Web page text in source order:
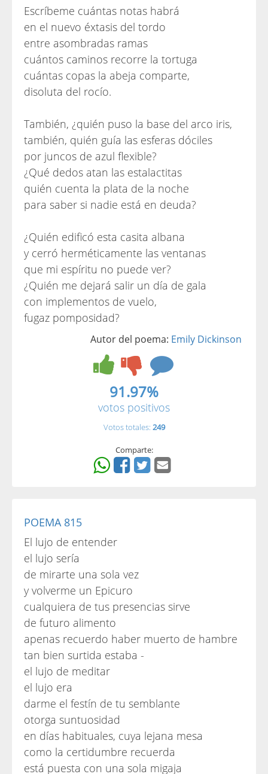
Escríbeme cuántas notas habrá
en el nuevo éxtasis del tordo
entre asombradas ramas
cuántos caminos recorre la tortuga
cuántas copas la abeja comparte,
disoluta del rocío.
También, ¿quién puso la base del arco iris,
también, quién guía las esferas dóciles
por juncos de azul flexible?
¿Qué dedos atan las estalactitas
quién cuenta la plata de la noche
para saber si nadie está en deuda?
¿Quién edificó esta casita albana
y cerró herméticamente las ventanas
que mi espíritu no puede ver?
¿Quién me dejará salir un día de gala
con implementos de vuelo,
fugaz pomposidad?
Autor del poema: Emily Dickinson
91.97%
votos positivos
Votos totales: 249
Comparte:
POEMA 815
El lujo de entender
el lujo sería
de mirarte una sola vez
y volverme un Epicuro
cualquiera de tus presencias sirve
de futuro alimento
apenas recuerdo haber muerto de hambre
tan bien surtida estaba -
el lujo de meditar
el lujo era
darme el festín de tu semblante
otorga suntuosidad
en días habituales, cuya lejana mesa
como la certidumbre recuerda
está puesta con una sola migaja